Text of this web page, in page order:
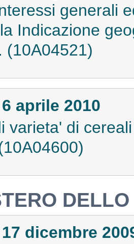
generali
Indicazione
(10A04521)
aprile 2010
varieta' di
17 dicembre